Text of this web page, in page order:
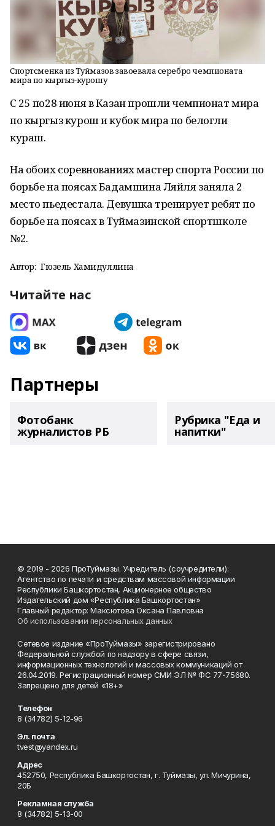
Спортсменка из Туймазов завоевала серебро чемпионата
мира по кыргыз-курошу
С 25 по28 июня в Казан прошли чемпионат мира
по кыргыз курош и кубок мира по белогли
кураш.
На обоих соревнованиях мастер спорта России по
борьбе на поясах Бадамшина Ляйля заняла 2
место пьедестала. Девушка тренирует ребят по
борьбе на поясах в Туймазинской спортшколе
№2.
Автор: Гюзель Хамидуллина
Читайте нас
Партнеры
Фотобанк
журналистов РБ
Рубрика "Еда и
напитки"
© 2019 - 2026 ПроТуймазы. Учредитель (соучредители):
Агентство по печати и средствам массовой информации
Республики Башкортостан, Акционерное общество
Издательский дом «Республика Башкортостан»
Главный редактор: Максютова Оксана Павловна
Об использовании персональных данных
Сетевое издание «ПроТуймазы» зарегистрировано
Федеральной службой по надзору в сфере связи,
информационных технологий и массовых коммуникаций от
26.04.2019. Регистрационный номер СМИ ЭЛ № ФС 77-75680.
Запрещено для детей «18+»
Телефон
8 (34782) 5-12-96
Эл. почта
tvest@yandex.ru
Адрес
452750, Республика Башкортостан, г. Туймазы, ул. Мичурина,
20Б
Рекламная служба
8 (34782) 5-13-00